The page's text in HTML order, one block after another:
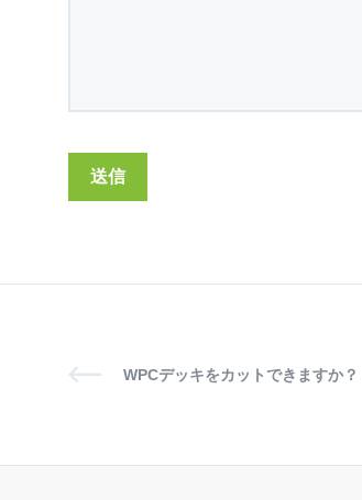
WPCデッキをカットできますか？